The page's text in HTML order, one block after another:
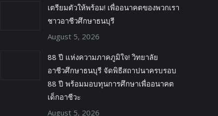
เตรียมตัวให้พร้อม! เพื่ออนาคตของพวกเรา
ชาวอาชีวศึกษาธนบุรี
August 5, 2026
88 ปี แห่งความภาคภูมิใจ! วิทยาลัย
อาชีวศึกษาธนบุรี จัดพิธีสถาปนาครบรอบ
88 ปี พร้อมมอบทุนการศึกษาเพื่ออนาคต
เด็กอาชีวะ
August 5, 2026